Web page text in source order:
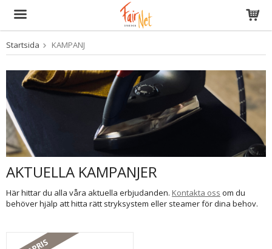
Produkten har blivit tillagd i varukorgen
Startsida KAMPANJ
AKTUELLA KAMPANJER
Här hittar du alla våra aktuella erbjudanden. Kontakta oss om du
behöver hjälp att hitta rätt stryksystem eller steamer för dina behov.